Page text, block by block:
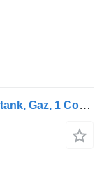
Acerbi Gas 56700 Liter, LPG GPL gas tank, Gaz, 1 Compartment